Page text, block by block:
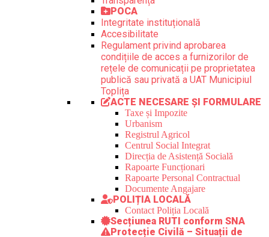
POCA
Integritate instituțională
Accesibilitate
Regulament privind aprobarea
condițiile de acces a furnizorilor de
rețele de comunicații pe proprietatea
publică sau privată a UAT Municipiul
Toplița
ACTE NECESARE ȘI FORMULARE
Taxe și Impozite
Urbanism
Registrul Agricol
Centrul Social Integrat
Direcția de Asistență Socială
Rapoarte Funcționari
Rapoarte Personal Contractual
Documente Angajare
POLIȚIA LOCALĂ
Contact Poliția Locală
Secțiunea RUTI conform SNA
Protecție Civilă – Situații de